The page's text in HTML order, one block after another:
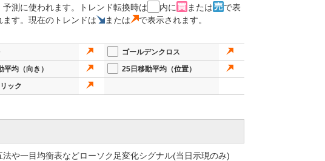
予測に使われます。トレンド転換時は
内に または
で表
ます。現在のトレンドは
または で表示されます。
ゴールデンクロス
平均（向き）
25日移動平均（位置）
ック
法や一目均衡表などローソク足変化シグナル(当日示現のみ)